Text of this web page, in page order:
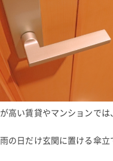
高い賃貸やマンションで
の日だけ玄関に置ける傘